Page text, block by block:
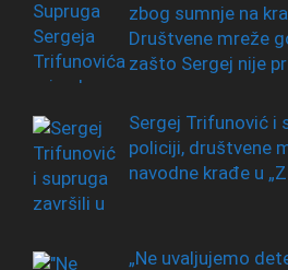
zbog sumnje na
Društvene mreže
zašto Sergej nije
Sergej Trifunović i
policiji, društvene
navodne krađe u
„Ne uvaljujemo